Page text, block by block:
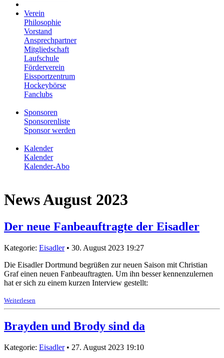
Verein
Philosophie
Vorstand
Ansprechpartner
Mitgliedschaft
Laufschule
Förderverein
Eissportzentrum
Hockeybörse
Fanclubs
Sponsoren
Sponsorenliste
Sponsor werden
Kalender
Kalender
Kalender-Abo
News August 2023
Der neue Fanbeauftragte der Eisadler
Kategorie: Eisadler• 30. August 2023 19:27
Die Eisadler Dortmund begrüßen zur neuen Saison mit Christian
Graf einen neuen Fanbeauftragten. Um ihn besser kennenzulernen
hat er sich zu einem kurzen Interview gestellt:
Weiterlesen
Brayden und Brody sind da
Kategorie: Eisadler• 27. August 2023 19:10